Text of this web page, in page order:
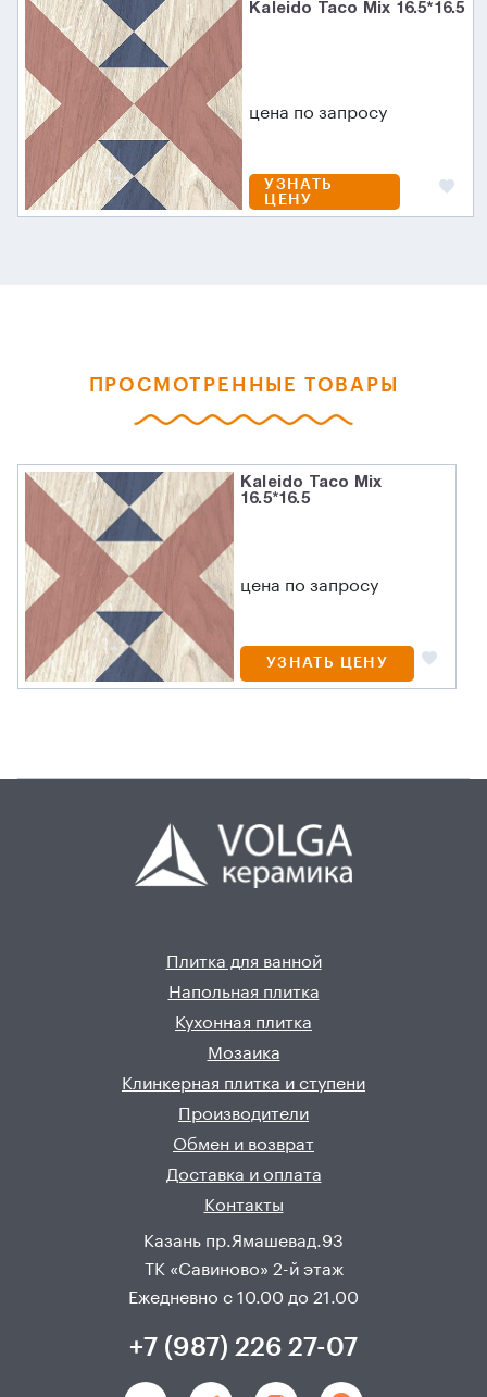
Kaleido Taco Mix 16.5*16.5
цена по запросу
УЗНАТЬ
ЦЕНУ
ПРОСМОТРЕННЫЕ ТОВАРЫ
Kaleido Taco Mix
16.5*16.5
цена по запросу
УЗНАТЬ ЦЕНУ
Плитка для ванной
Напольная плитка
Кухонная плитка
Мозаика
Клинкерная плитка и ступени
Производители
Обмен и возврат
Доставка и оплата
Контакты
Казань пр.Ямашевад.93
ТК «Савиново» 2-й этаж
Ежедневно с 10.00 до 21.00
+7 (987) 226 27-07